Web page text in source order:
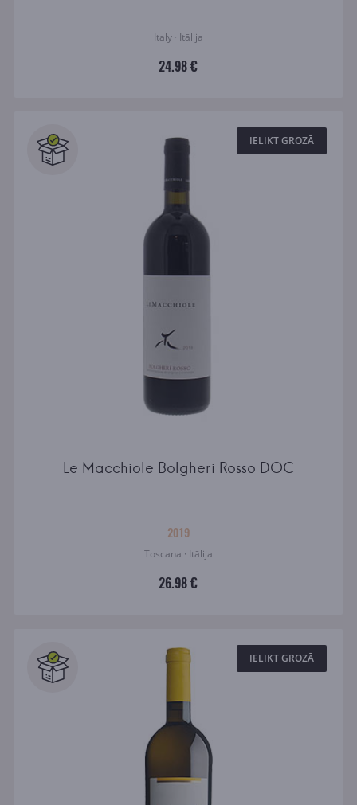
Italy · Itālija
24.98 €
IELIKT GROZĀ
Le Macchiole Bolgheri Rosso DOC
2019
Toscana · Itālija
26.98 €
IELIKT GROZĀ